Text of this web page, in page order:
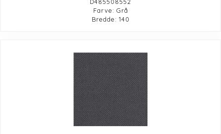
Farve: Grå
Bredde: 140